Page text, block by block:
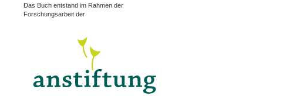
Das Buch entstand im Rahmen der
Forschungsarbeit der